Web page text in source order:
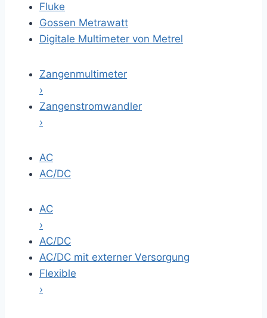
Fluke
Gossen Metrawatt
Digitale Multimeter von Metrel
Zangenmultimeter
›
Zangenstromwandler
›
AC
AC/DC
AC
›
AC/DC
AC/DC mit externer Versorgung
Flexible
›